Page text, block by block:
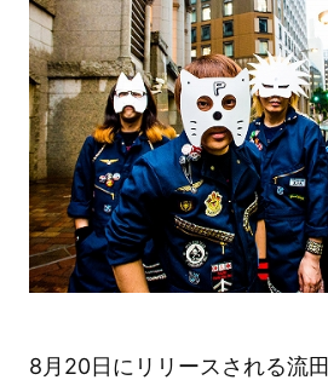
8月20日にリリースされる流